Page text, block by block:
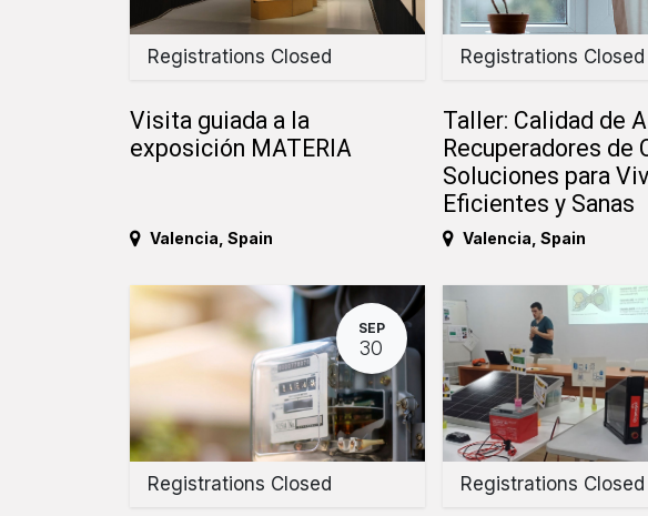
Registrations Closed
Visita guiada a la
exposición MATERIA
Valencia Spain
Registrations Closed
Taller: Calidad de
Recuperadores de
Soluciones para
Eficientes y Sanas
Valencia Spain
SEP
30
Registrations Closed Registrations Closed